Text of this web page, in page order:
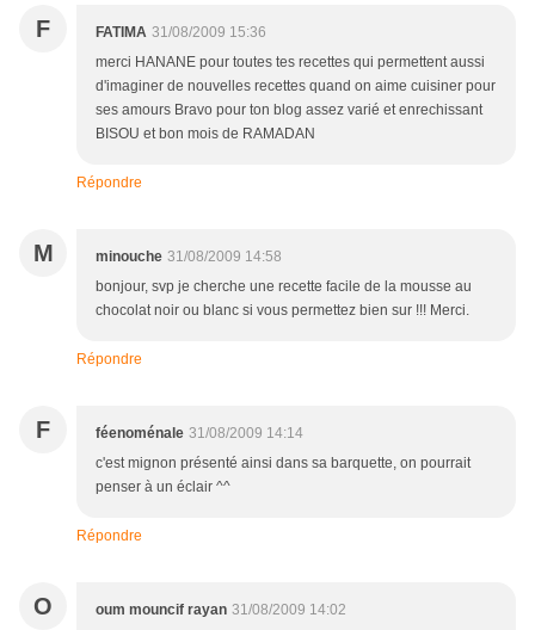
F FATIMA 31/08/2009 15:36
merci HANANE pour toutes tes recettes qui permettent aussi
d'imaginer de nouvelles recettes quand on aime cuisiner pour
ses amours Bravo pour ton blog assez varié et enrechissant
BISOU et bon mois de RAMADAN
Répondre
M minouche 31/08/2009 14:58
bonjour, svp je cherche une recette facile de la mousse au
chocolat noir ou blanc si vous permettez bien sur !!! Merci.
Répondre
F féenoménale 31/08/2009 14:14
c'est mignon présenté ainsi dans sa barquette, on pourrait
penser à un éclair ^^
Répondre
O oum mouncif rayan 31/08/2009 14:02